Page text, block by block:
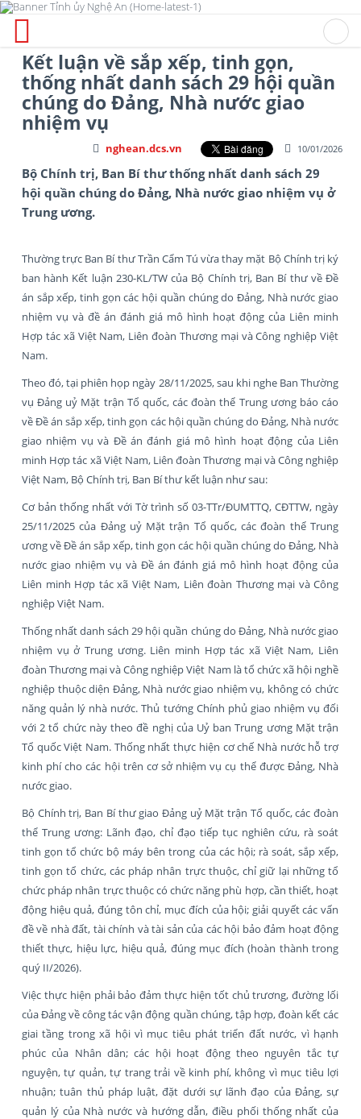
Kết luận về sắp xếp, tinh gọn,
thống nhất danh sách 29 hội quần
chúng do Đảng, Nhà nước giao
nhiệm vụ
10/01/2026
nghean.dcs.vn
Bộ Chính trị, Ban Bí thư thống nhất danh sách 29
hội quần chúng do Đảng, Nhà nước giao nhiệm vụ ở
Trung ương.
Thường trực Ban Bí thư Trần Cẩm Tú vừa thay mặt Bộ Chính trị ký
ban hành Kết luận 230-KL/TW của Bộ Chính trị, Ban Bí thư về Đề
án sắp xếp, tinh gọn các hội quần chúng do Đảng, Nhà nước giao
nhiệm vụ và đề án đánh giá mô hình hoạt động của Liên minh
Hợp tác xã Việt Nam, Liên đoàn Thương mại và Công nghiệp Việt
Nam.
Theo đó, tại phiên họp ngày 28/11/2025, sau khi nghe Ban Thường
vụ Đảng uỷ Mặt trận Tổ quốc, các đoàn thể Trung ương báo cáo
về Đề án sắp xếp, tinh gọn các hội quần chúng do Đảng, Nhà nước
giao nhiệm vụ và Đề án đánh giá mô hình hoạt động của Liên
minh Hợp tác xã Việt Nam, Liên đoàn Thương mại và Công nghiệp
Việt Nam, Bộ Chính trị, Ban Bí thư kết luận như sau:
Cơ bản thống nhất với Tờ trình số 03-TTr/ĐUMTTQ, CĐTTW, ngày
25/11/2025 của Đảng uỷ Mặt trận Tổ quốc, các đoàn thể Trung
ương về Đề án sắp xếp, tinh gọn các hội quần chúng do Đảng, Nhà
nước giao nhiệm vụ và Đề án đánh giá mô hình hoạt động của
Liên minh Hợp tác xã Việt Nam, Liên đoàn Thương mại và Công
nghiệp Việt Nam.
Thống nhất danh sách 29 hội quần chúng do Đảng, Nhà nước giao
nhiệm vụ ở Trung ương. Liên minh Hợp tác xã Việt Nam, Liên
đoàn Thương mại và Công nghiệp Việt Nam là tổ chức xã hội nghề
nghiệp thuộc diện Đảng, Nhà nước giao nhiệm vụ, không có chức
năng quản lý nhà nước. Thủ tướng Chính phủ giao nhiệm vụ đối
với 2 tổ chức này theo đề nghị của Uỷ ban Trung ương Mặt trận
Tổ quốc Việt Nam. Thống nhất thực hiện cơ chế Nhà nước hỗ trợ
kinh phí cho các hội trên cơ sở nhiệm vụ cụ thể được Đảng, Nhà
nước giao.
Bộ Chính trị, Ban Bí thư giao Đảng uỷ Mặt trận Tổ quốc, các đoàn
thể Trung ương: Lãnh đạo, chỉ đạo tiếp tục nghiên cứu, rà soát
tinh gọn tổ chức bộ máy bên trong của các hội; rà soát, sắp xếp,
tinh gọn tổ chức, các pháp nhân trực thuộc, chỉ giữ lại những tổ
chức pháp nhân trực thuộc có chức năng phù hợp, cần thiết, hoạt
động hiệu quả, đúng tôn chỉ, mục đích của hội; giải quyết các vấn
đề về nhà đất, tài chính và tài sản của các hội bảo đảm hoạt động
thiết thực, hiệu lực, hiệu quả, đúng mục đích (hoàn thành trong
quý II/2026).
Việc thực hiện phải bảo đảm thực hiện tốt chủ trương, đường lối
của Đảng về công tác vận động quần chúng, tập hợp, đoàn kết các
giai tầng trong xã hội vì mục tiêu phát triển đất nước, vì hạnh
phúc của Nhân dân; các hội hoạt động theo nguyên tắc tự
nguyện, tự quản, tự trang trải về kinh phí, không vì mục tiêu lợi
nhuận; tuân thủ pháp luật, đặt dưới sự lãnh đạo của Đảng, sự
quản lý của Nhà nước và hướng dẫn, điều phối thống nhất của